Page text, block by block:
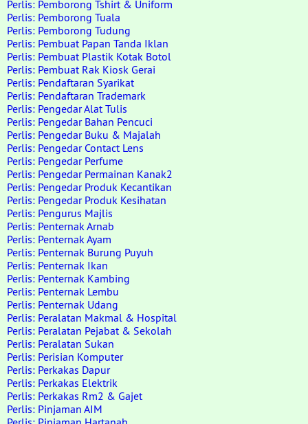
Perlis: Pemborong Tshirt & Uniform
Perlis: Pemborong Tuala
Perlis: Pemborong Tudung
Perlis: Pembuat Papan Tanda Iklan
Perlis: Pembuat Plastik Kotak Botol
Perlis: Pembuat Rak Kiosk Gerai
Perlis: Pendaftaran Syarikat
Perlis: Pendaftaran Trademark
Perlis: Pengedar Alat Tulis
Perlis: Pengedar Bahan Pencuci
Perlis: Pengedar Buku & Majalah
Perlis: Pengedar Contact Lens
Perlis: Pengedar Perfume
Perlis: Pengedar Permainan Kanak2
Perlis: Pengedar Produk Kecantikan
Perlis: Pengedar Produk Kesihatan
Perlis: Pengurus Majlis
Perlis: Penternak Arnab
Perlis: Penternak Ayam
Perlis: Penternak Burung Puyuh
Perlis: Penternak Ikan
Perlis: Penternak Kambing
Perlis: Penternak Lembu
Perlis: Penternak Udang
Perlis: Peralatan Makmal & Hospital
Perlis: Peralatan Pejabat & Sekolah
Perlis: Peralatan Sukan
Perlis: Perisian Komputer
Perlis: Perkakas Dapur
Perlis: Perkakas Elektrik
Perlis: Perkakas Rm2 & Gajet
Perlis: Pinjaman AIM